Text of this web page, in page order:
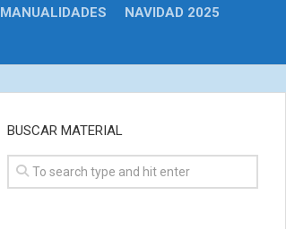
MANUALIDADES
NAVIDAD 2025
BUSCAR MATERIAL